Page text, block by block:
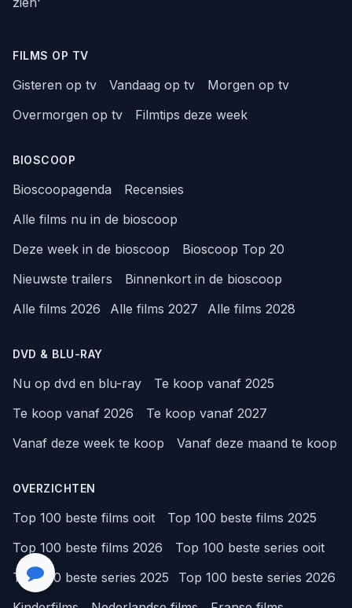
FILMS OP TV
Gisteren op tv Vandaag op tv
Morgen op tv
Overmorgen op tv
Filmtips deze week
BIOSCOOP
Bioscoopagenda
Recensies
Alle films nu in de bioscoop
Deze week in de bioscoop
Bioscoop Top 20
Nieuwste trailers
Binnenkort in de bioscoop
Alle films 2026
Alle films 2027 Alle films 2028
DVD & BLU-RAY
Nu op dvd en blu-ray
Te koop vanaf 2025
Te koop vanaf 2026
Te koop vanaf 2027
Vanaf deze week te koop
Vanaf deze maand te koop
OVERZICHTEN
Top 100 beste films ooit
Top 100 beste films 2025
Top 100 beste films 2026
Top 100 beste series ooit
Top 100 beste series 2025
Top 100 beste series 2026